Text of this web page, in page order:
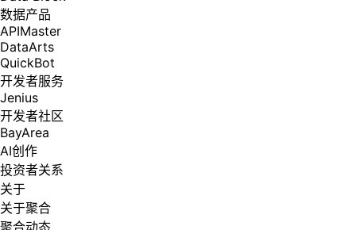
数据产品
APIMaster
DataArts
QuickBot
开发者服务
Jenius
开发者社区
BayArea
AI创作
投资者关系
关于
关于聚合
聚合动态